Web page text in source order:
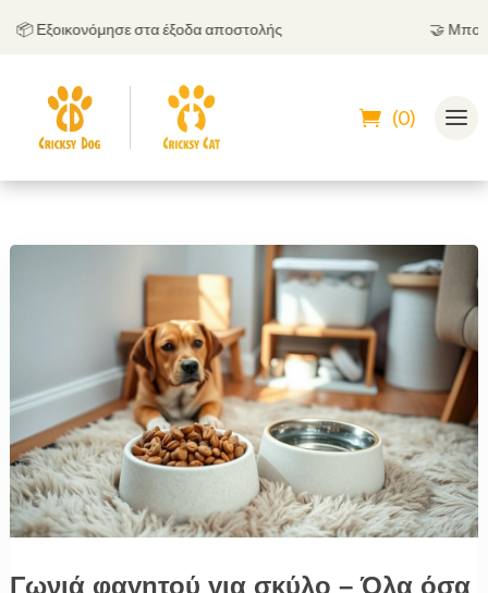
Εξοικονόμησε στα έξοδα αποστολής Μπορείς
(0)
Γωνιά φαγητού για σκύλο – Όλα όσα